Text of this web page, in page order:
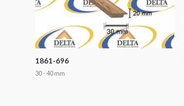
1861-696
30 - 40 mm